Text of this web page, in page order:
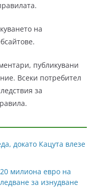
на
публикувани
Всеки потребител
за
докато Кацута влезе
милиона евро на
за изнудване